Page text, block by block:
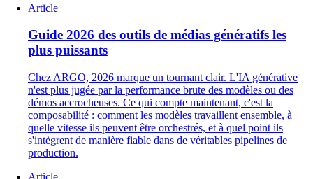
Article
Guide 2026 des outils de médias génératifs les
plus puissants
Chez ARGO, 2026 marque un tournant clair. L'IA générative
n'est plus jugée par la performance brute des modèles ou des
démos accrocheuses. Ce qui compte maintenant, c'est la
composabilité : comment les modèles travaillent ensemble, à
quelle vitesse ils peuvent être orchestrés, et à quel point ils
s'intègrent de manière fiable dans de véritables pipelines de
production.